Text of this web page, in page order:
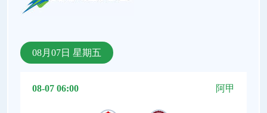
08月07日 星期五
08-07 06:00 阿甲